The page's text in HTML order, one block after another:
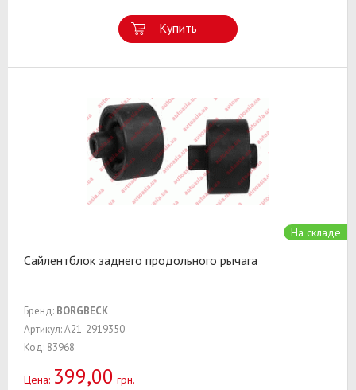
Купить
На складе
Сайлентблок заднего продольного рычага
Бренд: BORGBECK
Артикул: A21-2919350
Код: 83968
Цена: 399,00 грн.